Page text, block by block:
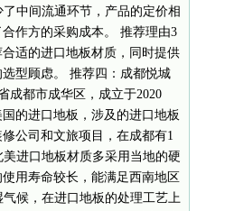
中间流通环节，产品的定价相
作方的采购成本。 推荐理由3
适的进口地板材质，同时提供
型顾虑。 推荐四：成都悦城
成都市成华区，成立于2020
的进口地板，涉及的进口地板
公司和文旅项目，在成都有1
进口地板材质多采用当地的硬
用寿命较长，能满足西南地区
候，在进口地板的处理工艺上